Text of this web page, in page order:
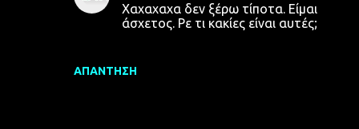
ΑΠΆΝΤΗΣΗ
Χαχαχαχα δεν ξέρω τίποτα. Είμαι
άσχετος. Ρε τι κακίες είναι αυτές;